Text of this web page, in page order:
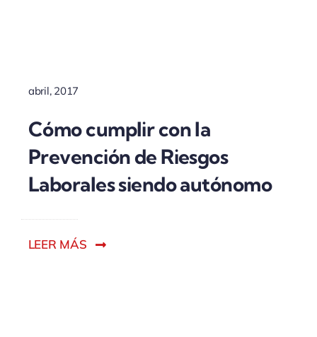
abril, 2017
Cómo cumplir con la
Prevención de Riesgos
Laborales siendo autónomo
LEER MÁS